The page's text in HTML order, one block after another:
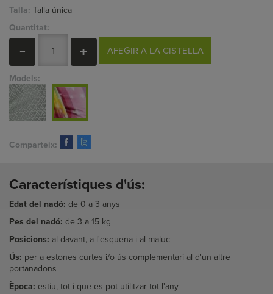
Talla: Talla única
Quantitat:
AFEGIR A LA CISTELLA
Models:
Comparteix:
Característiques d'ús:
Edat del nadó: de 0 a 3 anys
Pes del nadó: de 3 a 15 kg
Posicions: al davant, a l'esquena i al maluc
Ús: per a estones curtes i/o ús complementari al d'un altre
portanadons
Època: estiu, tot i que es pot utilitzar tot l'any